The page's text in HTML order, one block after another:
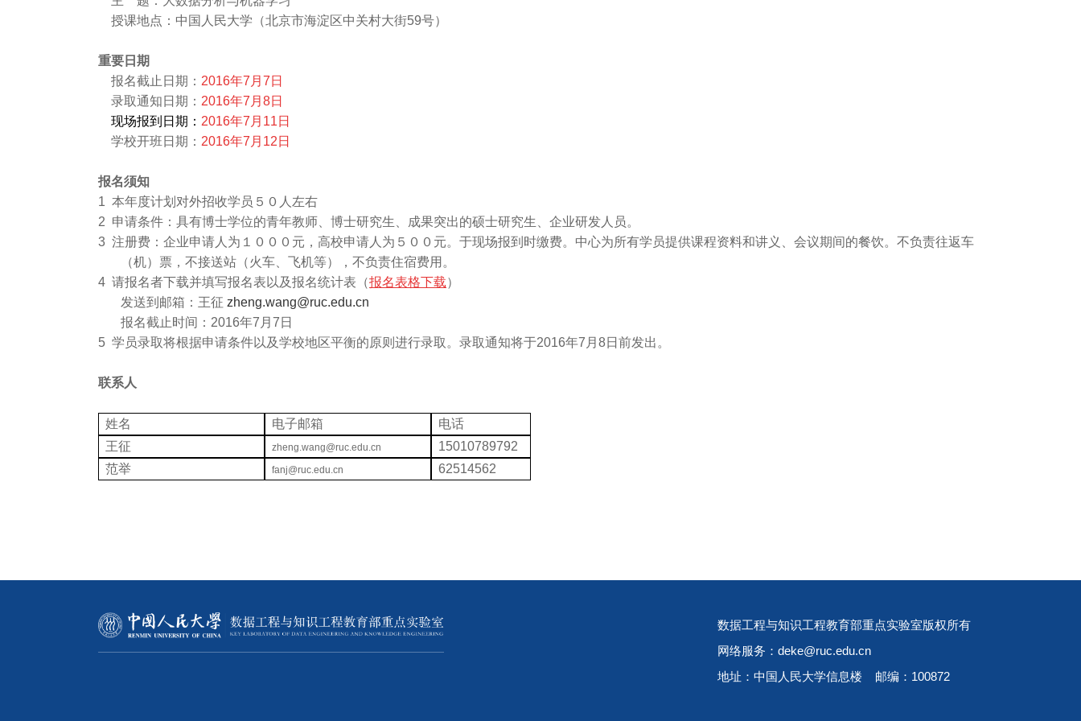
授课地点：中国人民大学（北京市海淀区中关村大街59号）
重要日期
报名截止日期： 2016年7 月 7 日
录取通知日期： 2016年7 月 8日
现场报到日期： 2016年7月11日
学校开班日期： 2016年7 月 12 日
报名须知
1 本年度计划对外招收学员５０人左右
2 申请条件：具有博士学位的青年教师、博士研究生、成果突出的硕士研究生、企业研发人员。
3 注册费：企业申请人为１０００元，高校申请人为５００元。 于现场报到时缴费。中心为所有学员提供课程资料和讲义、会议期间的餐饮。不负责往返车
（机）票，不接送站（火车、飞机等），不负责住宿费用。
4 请报名者下载并填写报名表以及报名统计表 （报名表格下载）
发送到邮箱：王征 zheng.wang@ruc.edu.cn
报名截止时间： 2016年7 月 7 日
5 学员录取将根据申请条件以及学校地区平衡的原则进行录取。录取通知将于2016年7 月 8日前发出。
联系人
姓名 电子邮箱
电话
王征
zheng.wang@ruc.edu.cn
15010789792
范举
fanj@ruc.edu.cn 62514562
数据工程与知识工程教育部重点实验室版权所有
网络服务：deke@ruc.edu.cn
地址：中国人民大学信息楼 邮编：100872